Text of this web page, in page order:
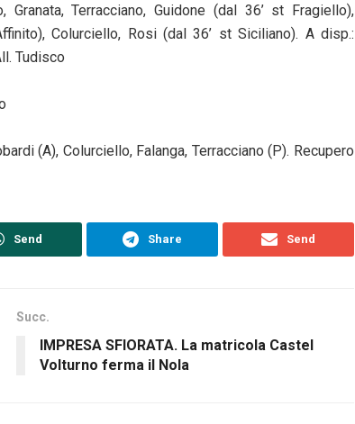
Granata, Terracciano, Guidone (dal 36’ st Fragiello),
Colurciello, Rosi (dal 36’ st Siciliano). A disp.:
Tudisco
(A), Colurciello, Falanga, Terracciano (P). Recupero
Send Share Send
Succ.
IMPRESA SFIORATA. La matricola Castel
Volturno ferma il Nola